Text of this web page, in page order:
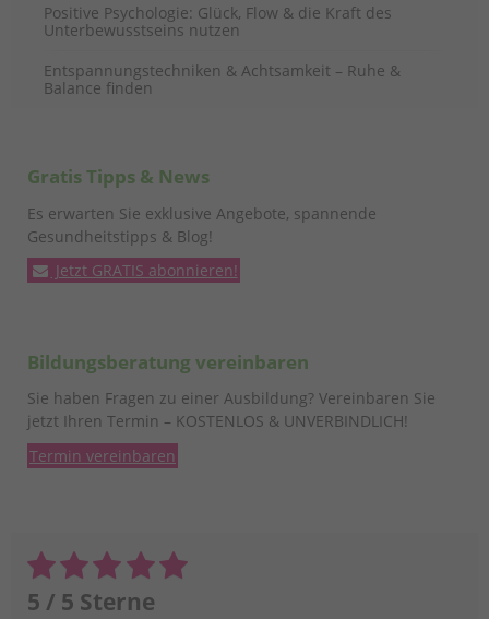
Positive Psychologie: Glück, Flow & die Kraft des
Unterbewusstseins nutzen
Entspannungstechniken & Achtsamkeit – Ruhe &
Balance finden
Gratis Tipps & News
Es erwarten Sie exklusive Angebote, spannende
Gesundheitstipps & Blog!
Jetzt GRATIS abonnieren!
Bildungsberatung vereinbaren
Sie haben Fragen zu einer Ausbildung? Vereinbaren Sie
jetzt Ihren Termin – KOSTENLOS & UNVERBINDLICH!
Termin vereinbaren
5 / 5 Sterne